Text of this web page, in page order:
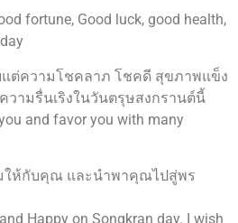
fortune, Good luck, good health,
ต่ความโชคลาภ โชคดี สุขภาพแข็ง
วามรื่นเริงในวันตรุษสงกรานต์นี้
and favor you with many
ให้กับคุณ และนำพาคุณไปสู่พร
Happy on Songkran day. I wish